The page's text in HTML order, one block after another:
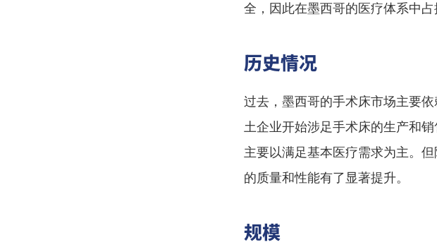
全，因此在墨西哥的医疗体系中占
历史情况
过去，墨西哥的手术床市场主要
土企业开始涉足手术床的生产和
主要以满足基本医疗需求为主。
的质量和性能有了显著提升。
规模